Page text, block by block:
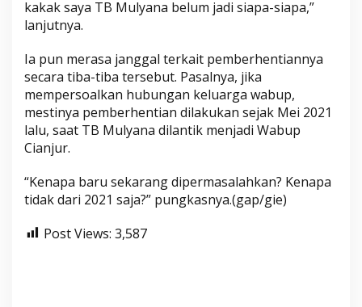
kakak saya TB Mulyana belum jadi siapa-siapa,”
lanjutnya.
Ia pun merasa janggal terkait pemberhentiannya
secara tiba-tiba tersebut. Pasalnya, jika
mempersoalkan hubungan keluarga wabup,
mestinya pemberhentian dilakukan sejak Mei 2021
lalu, saat TB Mulyana dilantik menjadi Wabup
Cianjur.
“Kenapa baru sekarang dipermasalahkan? Kenapa
tidak dari 2021 saja?” pungkasnya.(gap/gie)
Post Views: 3,587